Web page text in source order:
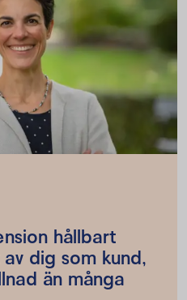
hållbart
dig som kund,
än många